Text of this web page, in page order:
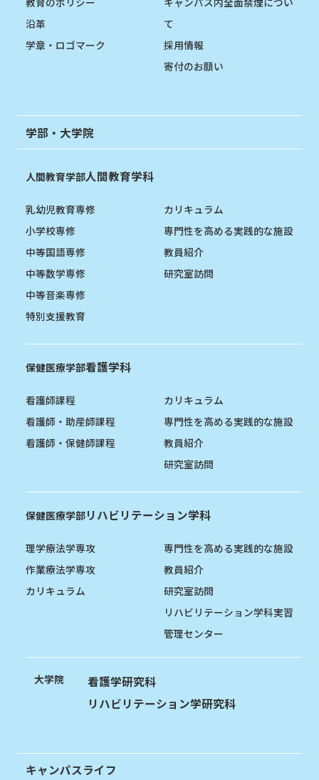
沿革
学章・ロゴマーク
て
採用情報
寄付のお願い
学部・大学院
人間教育学部人間教育学科
乳幼児教育専修
小学校専修
中等国語専修
中等数学専修
中等音楽専修
特別支援教育
カリキュラム
専門性を高める実践的な施設
教員紹介
研究室訪問
保健医療学部看護学科
看護師課程
看護師・助産師課程
看護師・保健師課程
カリキュラム
専門性を高める実践的な施設
教員紹介
研究室訪問
保健医療学部リハビリテーション学科
理学療法学専攻
作業療法学専攻
カリキュラム
専門性を高める実践的な施設
教員紹介
研究室訪問
リハビリテーション学科実習
管理センター
大学院
看護学研究科
リハビリテーション学研究科
キャンパスライフ